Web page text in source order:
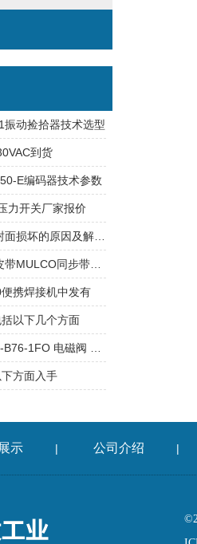
振动捡拾器技术选型
到货
E编码器技术参数
力开关厂家报价
携焊接机中发有
以下几个方面
方面入手
示 | 公司介绍 |